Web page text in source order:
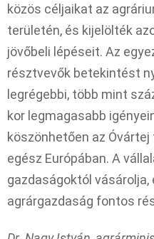
közös céljaikat az
területén, és kijelölték
jövőbeli lépéseit. Az
résztvevők betekintést
legrégebbi, több mint
kor legmagasabb
köszönhetően az
egész Európában. A
gazdaságoktól vásárolja,
agrárgazdaság fontos